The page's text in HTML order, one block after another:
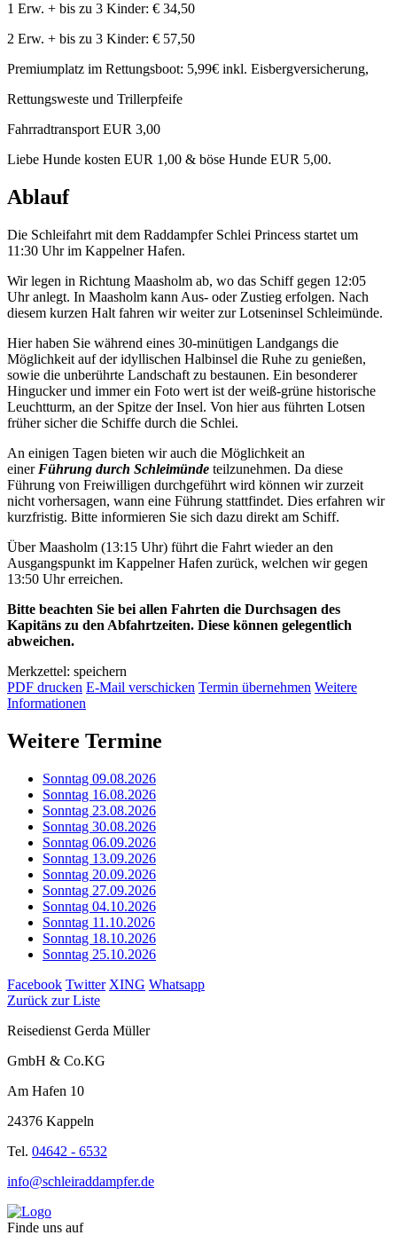
1 Erw. + bis zu 3 Kinder: € 34,50
2 Erw. + bis zu 3 Kinder: € 57,50
Premiumplatz im Rettungsboot: 5,99€ inkl. Eisbergversicherung,
Rettungsweste und Trillerpfeife
Fahrradtransport EUR 3,00
Liebe Hunde kosten EUR 1,00 & böse Hunde EUR 5,00.
Ablauf
Die Schleifahrt mit dem Raddampfer Schlei Princess startet um
11:30 Uhr im Kappelner Hafen.
Wir legen in Richtung Maasholm ab, wo das Schiff gegen 12:05
Uhr anlegt. In Maasholm kann Aus- oder Zustieg erfolgen. Nach
diesem kurzen Halt fahren wir weiter zur Lotseninsel Schleimünde.
Hier haben Sie während eines 30-minütigen Landgangs die
Möglichkeit auf der idyllischen Halbinsel die Ruhe zu genießen,
sowie die unberührte Landschaft zu bestaunen. Ein besonderer
Hingucker und immer ein Foto wert ist der weiß-grüne historische
Leuchtturm, an der Spitze der Insel. Von hier aus führten Lotsen
früher sicher die Schiffe durch die Schlei.
An einigen Tagen bieten wir auch die Möglichkeit an
einer Führung durch Schleimünde teilzunehmen. Da diese
Führung von Freiwilligen durchgeführt wird können wir zurzeit
nicht vorhersagen, wann eine Führung stattfindet. Dies erfahren wir
kurzfristig. Bitte informieren Sie sich dazu direkt am Schiff.
Über Maasholm (13:15 Uhr) führt die Fahrt wieder an den
Ausgangspunkt im Kappelner Hafen zurück, welchen wir gegen
13:50 Uhr erreichen.
Bitte beachten Sie bei allen Fahrten die Durchsagen des
Kapitäns zu den Abfahrtzeiten. Diese können gelegentlich
abweichen.
Merkzettel: speichern
PDF drucken E-Mail verschicken Termin übernehmen Weitere
Informationen
Weitere Termine
Sonntag 09.08.2026
Sonntag 16.08.2026
Sonntag 23.08.2026
Sonntag 30.08.2026
Sonntag 06.09.2026
Sonntag 13.09.2026
Sonntag 20.09.2026
Sonntag 27.09.2026
Sonntag 04.10.2026
Sonntag 11.10.2026
Sonntag 18.10.2026
Sonntag 25.10.2026
Facebook Twitter XING Whatsapp
Zurück zur Liste
Reisedienst Gerda Müller
GmbH & Co.KG
Am Hafen 10
24376 Kappeln
Tel. 04642 - 6532
info@schleiraddampfer.de
Finde uns auf